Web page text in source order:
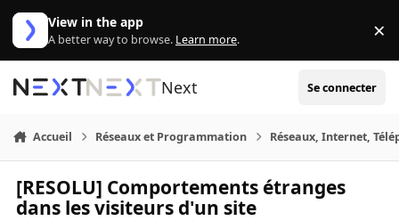
Aller au contenu
View in the app
A better way to browse. Learn more. ×
Next Se connecter
Accueil Réseaux et Programmation Réseaux, Internet,
[RESOLU] Comportements étranges
dans les visiteurs d'un site